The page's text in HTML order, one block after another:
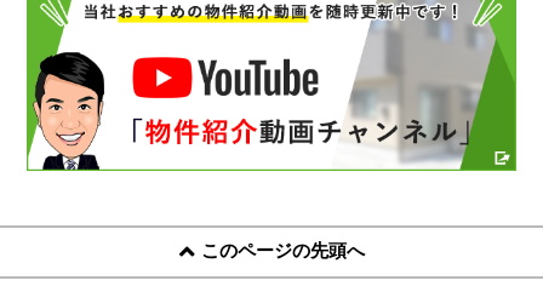
このページの先頭へ